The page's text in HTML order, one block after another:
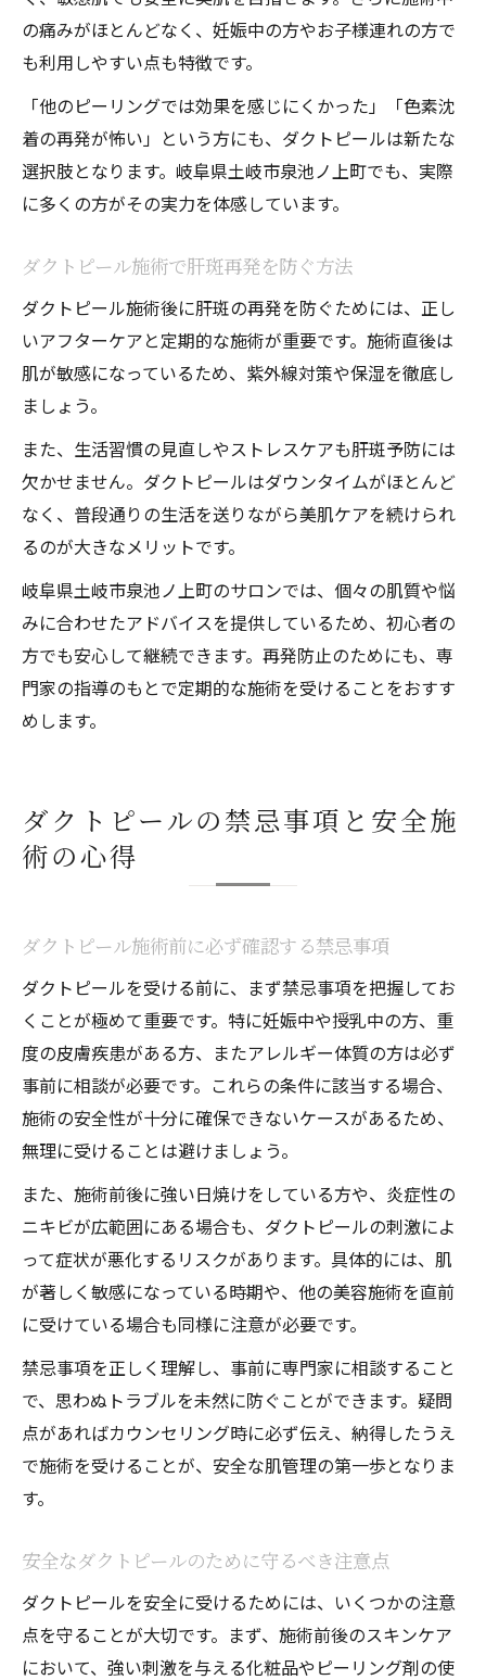
の痛みがほとんどなく、妊娠中の方やお子様連れの方で
も利用しやすい点も特徴です。
「他のピーリングでは効果を感じにくかった」「色素沈
着の再発が怖い」という方にも、ダクトピールは新たな
選択肢となります。岐阜県土岐市泉池ノ上町でも、実際
に多くの方がその実力を体感しています。
ダクトピール施術で肝斑再発を防ぐ方法
ダクトピール施術後に肝斑の再発を防ぐためには、正し
いアフターケアと定期的な施術が重要です。施術直後は
肌が敏感になっているため、紫外線対策や保湿を徹底し
ましょう。
また、生活習慣の見直しやストレスケアも肝斑予防には
欠かせません。ダクトピールはダウンタイムがほとんど
なく、普段通りの生活を送りながら美肌ケアを続けられ
るのが大きなメリットです。
岐阜県土岐市泉池ノ上町のサロンでは、個々の肌質や悩
みに合わせたアドバイスを提供しているため、初心者の
方でも安心して継続できます。再発防止のためにも、専
門家の指導のもとで定期的な施術を受けることをおすす
めします。
ダクトピールの禁忌事項と安全施
術の心得
ダクトピール施術前に必ず確認する禁忌事項
ダクトピールを受ける前に、まず禁忌事項を把握してお
くことが極めて重要です。特に妊娠中や授乳中の方、重
度の皮膚疾患がある方、またアレルギー体質の方は必ず
事前に相談が必要です。これらの条件に該当する場合、
施術の安全性が十分に確保できないケースがあるため、
無理に受けることは避けましょう。
また、施術前後に強い日焼けをしている方や、炎症性の
ニキビが広範囲にある場合も、ダクトピールの刺激によ
って症状が悪化するリスクがあります。具体的には、肌
が著しく敏感になっている時期や、他の美容施術を直前
に受けている場合も同様に注意が必要です。
禁忌事項を正しく理解し、事前に専門家に相談すること
で、思わぬトラブルを未然に防ぐことができます。疑問
点があればカウンセリング時に必ず伝え、納得したうえ
で施術を受けることが、安全な肌管理の第一歩となりま
す。
安全なダクトピールのために守るべき注意点
ダクトピールを安全に受けるためには、いくつかの注意
点を守ることが大切です。まず、施術前後のスキンケア
において、強い刺激を与える化粧品やピーリング剤の使